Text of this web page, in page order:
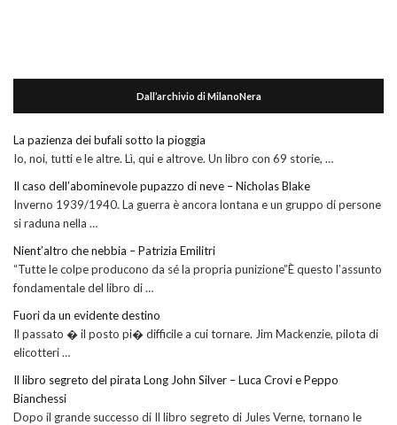
Dall’archivio di MilanoNera
La pazienza dei bufali sotto la pioggia
Io, noi, tutti e le altre. Lì, qui e altrove. Un libro con 69 storie, …
Il caso dell’abominevole pupazzo di neve – Nicholas Blake
Inverno 1939/1940. La guerra è ancora lontana e un gruppo di persone
si raduna nella …
Nient’altro che nebbia – Patrizia Emilitri
“Tutte le colpe producono da sé la propria punizione”È questo l’assunto
fondamentale del libro di …
Fuori da un evidente destino
Il passato � il posto pi� difficile a cui tornare. Jim Mackenzie, pilota di
elicotteri …
Il libro segreto del pirata Long John Silver – Luca Crovi e Peppo
Bianchessi
Dopo il grande successo di Il libro segreto di Jules Verne, tornano le